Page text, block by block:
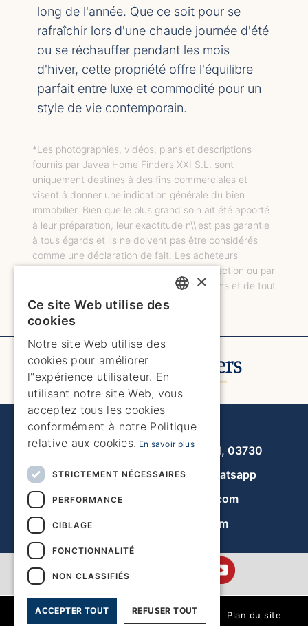
long de l'année. Que ce soit pour se
rafraîchir lors d'une chaude journée d'été
ou se réchauffer pendant les mois
d'hiver, cette propriété offre l'équilibre
parfait entre luxe et commodité pour un
style de vie contemporain.
*Les photographies, vidéos, plans et descriptions
fournis par Javea Home Finders XXI S.L. sont
uniquement destinés à des fins commerciales et
visent à donner une indication générale du bien
immobilier. Bien que le plus grand soin ait été apporté
à leur préparation, leur exactitude n\\'est pas garantie
à tous égards et ils ne doivent pas être considérés
comme une déclaration de fait. Les acheteurs
potentiels doivent s\\'assurer par une inspection ou par
tout autre moyen de l\\'état, des dimensions et de tout
autre élément important.
Javea Home Finders
Avenida de la Libertad 19, local 11, 03730
+34 966 470 133
Whatsapp
info@javeahomefinders.com
fr.javeahomefinders.com
Plan du site
ENGLISH
GERMAN
FRENCH
DUTCH
×
Ce site Web utilise des
cookies
Notre site Web utilise des
cookies pour améliorer
l"expérience utilisateur. En
utilisant notre site Web, vous
acceptez tous les cookies
conformément à notre Politique
relative aux cookies. En savoir plus
STRICTEMENT NÉCESSAIRES
PERFORMANCE
CIBLAGE
FONCTIONNALITÉ
NON CLASSIFIÉS
ACCEPTER TOUT REFUSER TOUT